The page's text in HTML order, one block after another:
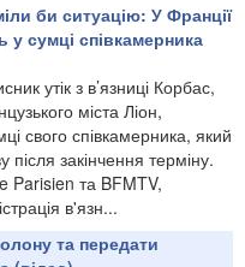
би ситуацію: У Франції
сумці співкамерника
утік з в’язниці Корбас,
міста Ліон,
свого співкамерника, який
після закінчення терміну.
Parisien та BFMTV,
в'язн...
та передати